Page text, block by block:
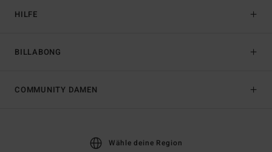
HILFE
BILLABONG
COMMUNITY DAMEN
Wähle deine Region